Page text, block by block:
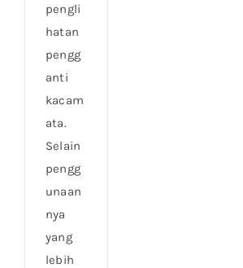
pengli
hatan
pengg
anti
kacam
ata.
Selain
pengg
unaan
nya
yang
lebih